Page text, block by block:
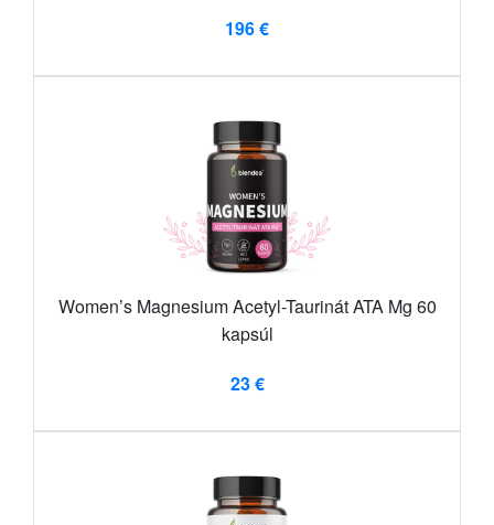
196 €
Women’s Magnesium Acetyl-Taurinát ATA Mg 60
kapsúl
23 €